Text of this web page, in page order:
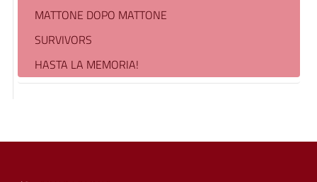
MATTONE DOPO MATTONE
SURVIVORS
HASTA LA MEMORIA!